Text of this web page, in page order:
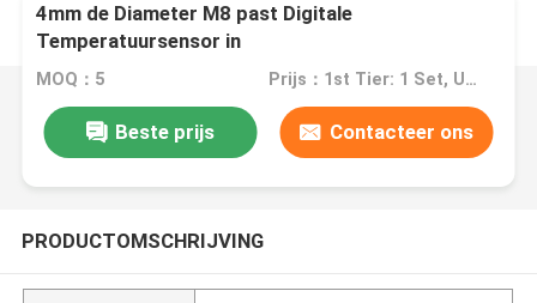
4mm de Diameter M8 past Digitale
Temperatuursensor in
MOQ：5 Prijs：1st Tier: 1 Set, Unit Price USD 3.00 2nd Tier: 2-5 Sets, Unit Price USD 2.00 3rd Tier: Over 5 Sets, Unit Price USD 1.00
Beste prijs Contacteer ons
PRODUCTOMSCHRIJVING